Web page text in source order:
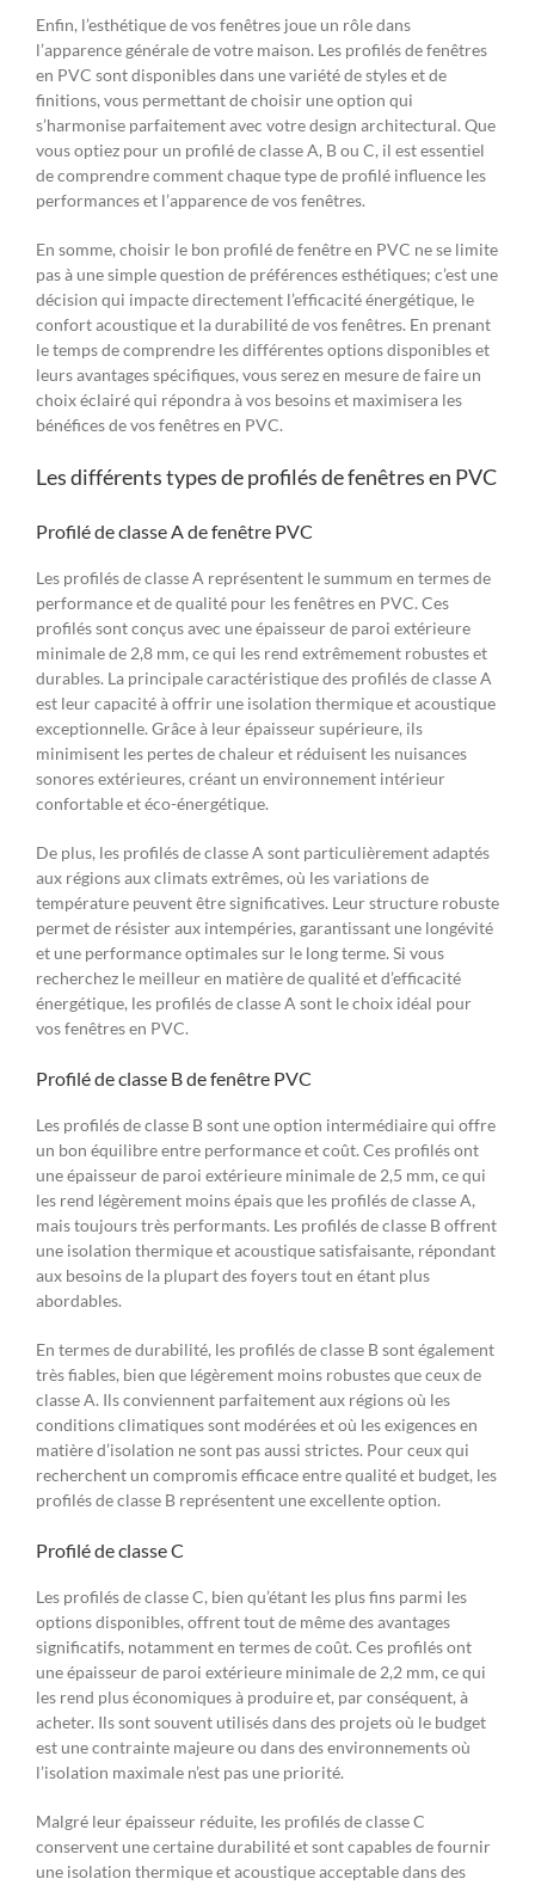
Enfin, l’esthétique de vos fenêtres joue un rôle dans
l’apparence générale de votre maison. Les profilés de fenêtres
en PVC sont disponibles dans une variété de styles et de
finitions, vous permettant de choisir une option qui
s’harmonise parfaitement avec votre design architectural. Que
vous optiez pour un profilé de classe A, B ou C, il est essentiel
de comprendre comment chaque type de profilé influence les
performances et l’apparence de vos fenêtres.
En somme, choisir le bon profilé de fenêtre en PVC ne se limite
pas à une simple question de préférences esthétiques; c’est une
décision qui impacte directement l’efficacité énergétique, le
confort acoustique et la durabilité de vos fenêtres. En prenant
le temps de comprendre les différentes options disponibles et
leurs avantages spécifiques, vous serez en mesure de faire un
choix éclairé qui répondra à vos besoins et maximisera les
bénéfices de vos fenêtres en PVC.
Les différents types de profilés de fenêtres en PVC
Profilé de classe A de fenêtre PVC
Les profilés de classe A représentent le summum en termes de
performance et de qualité pour les fenêtres en PVC. Ces
profilés sont conçus avec une épaisseur de paroi extérieure
minimale de 2,8 mm, ce qui les rend extrêmement robustes et
durables. La principale caractéristique des profilés de classe A
est leur capacité à offrir une isolation thermique et acoustique
exceptionnelle. Grâce à leur épaisseur supérieure, ils
minimisent les pertes de chaleur et réduisent les nuisances
sonores extérieures, créant un environnement intérieur
confortable et éco-énergétique.
De plus, les profilés de classe A sont particulièrement adaptés
aux régions aux climats extrêmes, où les variations de
température peuvent être significatives. Leur structure robuste
permet de résister aux intempéries, garantissant une longévité
et une performance optimales sur le long terme. Si vous
recherchez le meilleur en matière de qualité et d’efficacité
énergétique, les profilés de classe A sont le choix idéal pour
vos fenêtres en PVC.
Profilé de classe B de fenêtre PVC
Les profilés de classe B sont une option intermédiaire qui offre
un bon équilibre entre performance et coût. Ces profilés ont
une épaisseur de paroi extérieure minimale de 2,5 mm, ce qui
les rend légèrement moins épais que les profilés de classe A,
mais toujours très performants. Les profilés de classe B offrent
une isolation thermique et acoustique satisfaisante, répondant
aux besoins de la plupart des foyers tout en étant plus
abordables.
En termes de durabilité, les profilés de classe B sont également
très fiables, bien que légèrement moins robustes que ceux de
classe A. Ils conviennent parfaitement aux régions où les
conditions climatiques sont modérées et où les exigences en
matière d’isolation ne sont pas aussi strictes. Pour ceux qui
recherchent un compromis efficace entre qualité et budget, les
profilés de classe B représentent une excellente option.
Profilé de classe C
Les profilés de classe C, bien qu’étant les plus fins parmi les
options disponibles, offrent tout de même des avantages
significatifs, notamment en termes de coût. Ces profilés ont
une épaisseur de paroi extérieure minimale de 2,2 mm, ce qui
les rend plus économiques à produire et, par conséquent, à
acheter. Ils sont souvent utilisés dans des projets où le budget
est une contrainte majeure ou dans des environnements où
l’isolation maximale n’est pas une priorité.
Malgré leur épaisseur réduite, les profilés de classe C
conservent une certaine durabilité et sont capables de fournir
une isolation thermique et acoustique acceptable dans des